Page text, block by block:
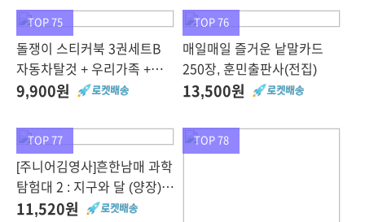
TOP 75
돌쟁이 스티커북 3권세트B
자동차탈것 + 우리가족 +
창의놀이, 마이리틀타이거
9,900원
TOP 76
매일매일 즐거운 낱말카드
250장, 훈민출판사(전집)
13,500원
TOP 77
[주니어김영사]흔한남매 과학
탐험대 2 : 지구와 달 (양장),
주니어김영사, 흔한남매
11,520원
TOP 78